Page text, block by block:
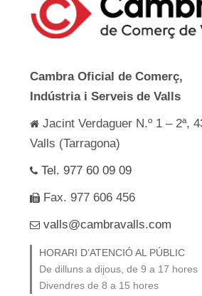
Cambra Oficial de Comerç,
Indústria i Serveis de Valls
Jacint Verdaguer N.º 1 – 2ª,
Valls (Tarragona)
Tel. 977 60 09 09
Fax. 977 606 456
valls@cambravalls.com
HORARI D’ATENCIÓ AL PÚBLIC
De dilluns a dijous, de 9 a 17 hores
Divendres de 8 a 15 hores